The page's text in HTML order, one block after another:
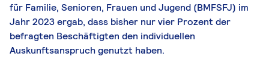
für Familie, Senioren, Frauen und Jugend (BMFSFJ) im
Jahr 2023 ergab, dass bisher nur vier Prozent der
befragten Beschäftigten den individuellen
Auskunftsanspruch genutzt haben.